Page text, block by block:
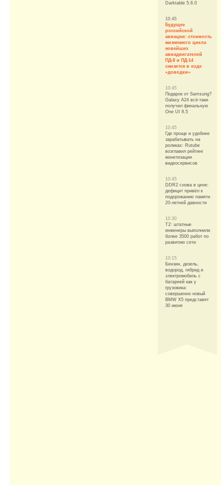
Darktable 5.6.0
10:45
Будущее
российской
авиации: стоимость
жизненного цикла
новейших
авиадвигателей
ПД-8 и ПД-14
снизится в ходе
«доводки»
10:45
Подарок от Samsung?
Galaxy A24 всё-таки
получил финальную
One UI 8.5
10:45
Где проще и удобнее
зарабатывать на
роликах: Rutube
возглавил рейтинг
монетизации
видеосервисов
10:45
DDR2 снова в цене:
дефицит привёл к
подорожанию памяти
20-летней давности
10:30
T2: штатные
инженеры выполнили
более 3500 работ по
развитию сети
10:15
Бензин, дизель,
водород, гибрид и
электромобиль с
батареей как у
грузовика:
совершенно новый
BMW X5 представят
30 июня